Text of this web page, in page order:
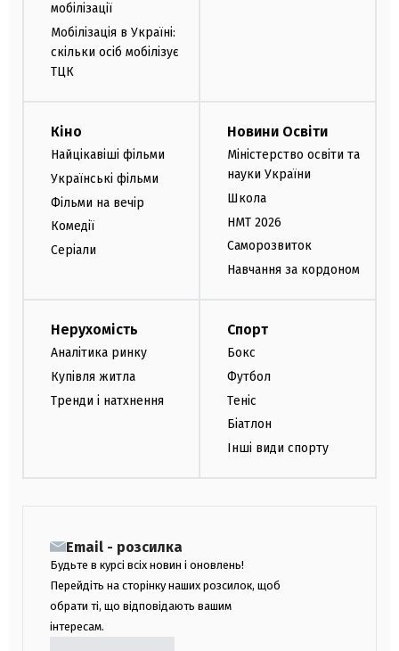
мобілізації
Мобілізація в Україні:
скільки осіб мобілізує
ТЦК
Кіно
Найцікавіші фільми
Українські фільми
Фільми на вечір
Комедії
Серіали
Новини Освіти
Міністерство освіти та
науки України
Школа
НМТ 2026
Саморозвиток
Навчання за кордоном
Нерухомість
Аналітика ринку
Купівля житла
Тренди і натхнення
Спорт
Бокс
Футбол
Теніс
Біатлон
Інші види спорту
Email - розсилка
Будьте в курсі всіх новин і оновлень!
Перейдіть на сторінку наших розсилок, щоб
обрати ті, що відповідають вашим
інтересам.